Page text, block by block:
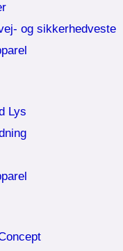
og sikkerhedveste
Lys